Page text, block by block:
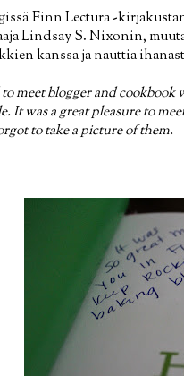
Finn Lectura -
Lindsay S. Nixonin,
kanssa ja nauttia
meet blogger and
It was a great pleasure to
to take a picture of them.